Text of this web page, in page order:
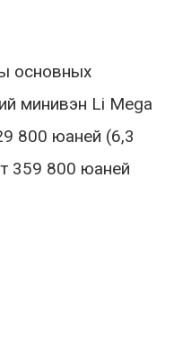
основных
минивэн Li Mega
800 юаней (6,3
359 800 юаней